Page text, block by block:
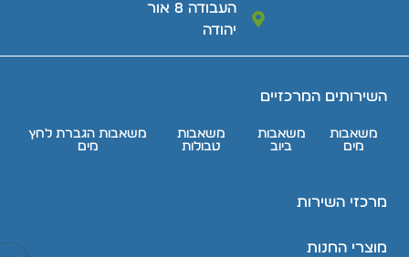
העבודה 8 אור
יהודה
השירותים המרכזיים
מרכזי השירות
מוצרי החנות
משאבות
מים
משאבות
ביוב
משאבות
טבולות
משאבות הגברת לחץ
מים